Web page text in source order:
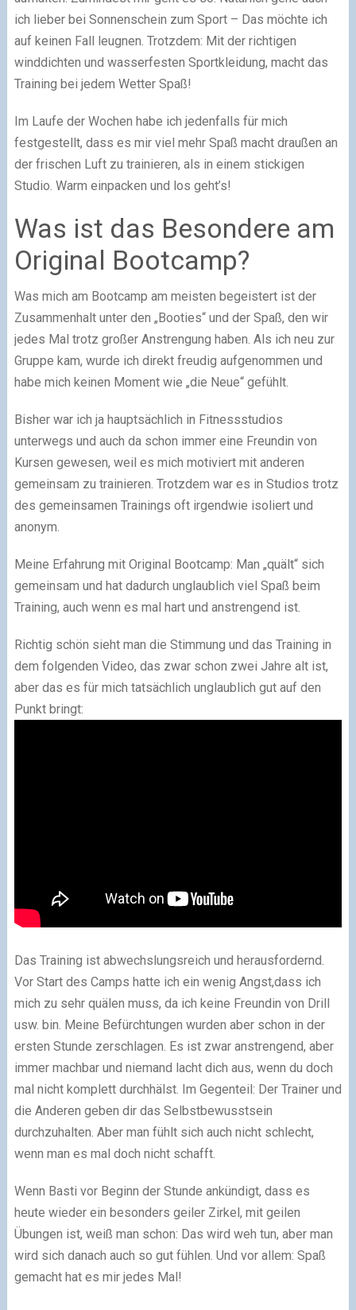
ich lieber bei Sonnenschein zum Sport – Das möchte ich
auf keinen Fall leugnen. Trotzdem: Mit der richtigen
winddichten und wasserfesten Sportkleidung, macht das
Training bei jedem Wetter Spaß!
Im Laufe der Wochen habe ich jedenfalls für mich
festgestellt, dass es mir viel mehr Spaß macht draußen an
der frischen Luft zu trainieren, als in einem stickigen
Studio. Warm einpacken und los geht’s!
Was ist das Besondere am
Original Bootcamp?
Was mich am Bootcamp am meisten begeistert ist der
Zusammenhalt unter den „Booties“ und der Spaß, den wir
jedes Mal trotz großer Anstrengung haben. Als ich neu zur
Gruppe kam, wurde ich direkt freudig aufgenommen und
habe mich keinen Moment wie „die Neue“ gefühlt.
Bisher war ich ja hauptsächlich in Fitnessstudios
unterwegs und auch da schon immer eine Freundin von
Kursen gewesen, weil es mich motiviert mit anderen
gemeinsam zu trainieren. Trotzdem war es in Studios trotz
des gemeinsamen Trainings oft irgendwie isoliert und
anonym.
Meine Erfahrung mit Original Bootcamp: Man „quält“ sich
gemeinsam und hat dadurch unglaublich viel Spaß beim
Training, auch wenn es mal hart und anstrengend ist.
Richtig schön sieht man die Stimmung und das Training in
dem folgenden Video, das zwar schon zwei Jahre alt ist,
aber das es für mich tatsächlich unglaublich gut auf den
Punkt bringt:
Das Training ist abwechslungsreich und herausfordernd.
Vor Start des Camps hatte ich ein wenig Angst,dass ich
mich zu sehr quälen muss, da ich keine Freundin von Drill
usw. bin. Meine Befürchtungen wurden aber schon in der
ersten Stunde zerschlagen. Es ist zwar anstrengend, aber
immer machbar und niemand lacht dich aus, wenn du doch
mal nicht komplett durchhälst. Im Gegenteil: Der Trainer und
die Anderen geben dir das Selbstbewusstsein
durchzuhalten. Aber man fühlt sich auch nicht schlecht,
wenn man es mal doch nicht schafft.
Wenn Basti vor Beginn der Stunde ankündigt, dass es
heute wieder ein besonders geiler Zirkel, mit geilen
Übungen ist, weiß man schon: Das wird weh tun, aber man
wird sich danach auch so gut fühlen. Und vor allem: Spaß
gemacht hat es mir jedes Mal!